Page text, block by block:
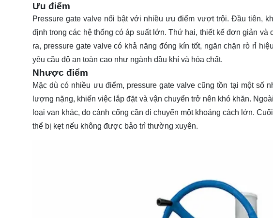
Ưu điểm
Pressure gate valve nổi bật với nhiều ưu điểm vượt trội. Đầu tiên,
định trong các hệ thống có áp suất lớn. Thứ hai, thiết kế đơn giản
ra, pressure gate valve có khả năng đóng kín tốt, ngăn chặn rò rỉ
yêu cầu độ an toàn cao như ngành dầu khí và hóa chất.
Nhược điểm
Mặc dù có nhiều ưu điểm, pressure gate valve cũng tồn tại một số
lượng nặng, khiến việc lắp đặt và vận chuyển trở nên khó khăn.
loại van khác, do cánh cổng cần di chuyển một khoảng cách lớn.
thể bị kẹt nếu không được bảo trì thường xuyên.